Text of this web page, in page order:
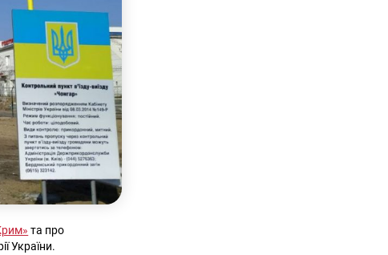
та про
України.